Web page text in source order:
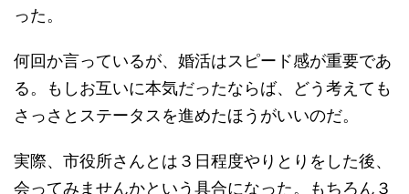
った。
何回か言っているが、婚活はスピード感が重要であ
る。もしお互いに本気だったならば、どう考えても
さっさとステータスを進めたほうがいいのだ。
実際、市役所さんとは３日程度やりとりをした後、
会ってみませんかという具合になった。もちろん３